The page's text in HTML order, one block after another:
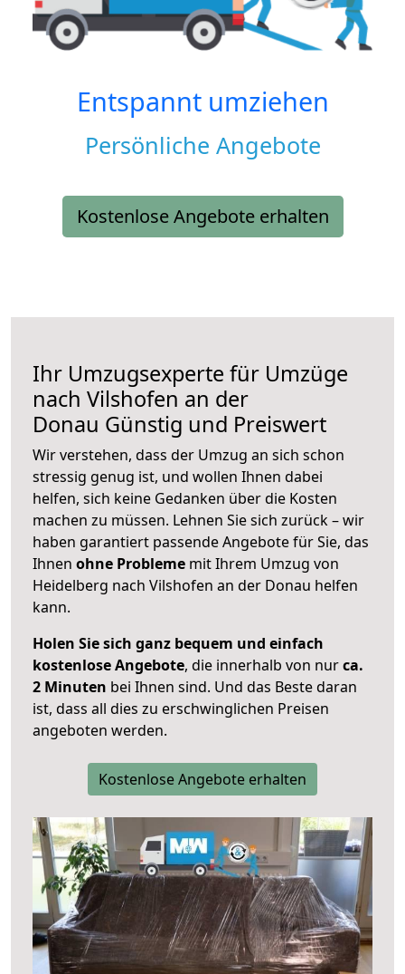
Entspannt umziehen
Persönliche Angebote
Kostenlose Angebote erhalten
Ihr Umzugsexperte für Umzüge
nach Vilshofen an der
Donau Günstig und Preiswert
Wir verstehen, dass der Umzug an sich schon
stressig genug ist, und wollen Ihnen dabei
helfen, sich keine Gedanken über die Kosten
machen zu müssen. Lehnen Sie sich zurück – wir
haben garantiert passende Angebote für Sie, das
Ihnen ohne Probleme mit Ihrem Umzug von
Heidelberg nach Vilshofen an der Donau helfen
kann.
Holen Sie sich ganz bequem und einfach
kostenlose Angebote, die innerhalb von nurca.
2 Minuten bei Ihnen sind. Und das Beste daran
ist, dass all dies zu erschwinglichen Preisen
angeboten werden.
Kostenlose Angebote erhalten